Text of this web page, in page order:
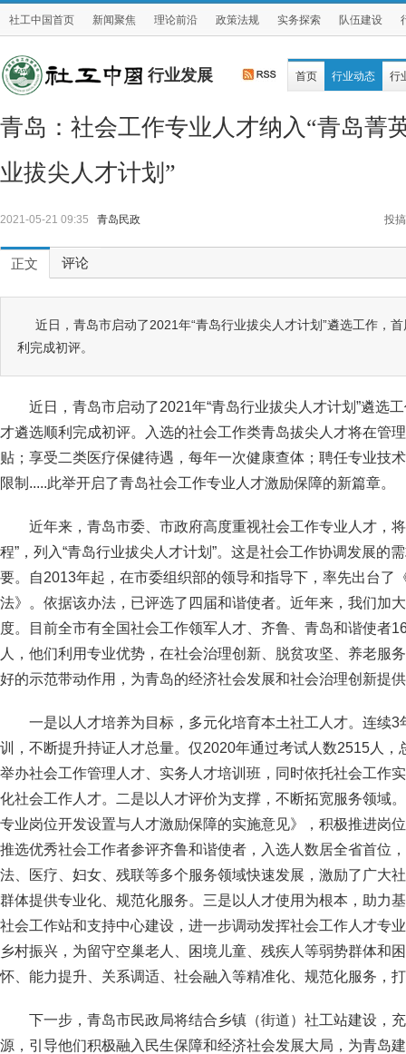
社工中国首页 新闻聚焦 理论前沿 政策法规 实务探索 队伍建设
行业发展 首页 行业动态 行
青岛：社会工作专业人才纳入“青岛菁
业拔尖人才计划”
2021-05-21 09:35 青岛民政 投搞
正文 评论
近日，青岛市启动了2021年“青岛行业拔尖人才计划”遴选工作，
利完成初评。
近日，青岛市启动了2021年“青岛行业拔尖人才计划”遴选
才遴选顺利完成初评。入选的社会工作类青岛拔尖人才将在管
贴；享受二类医疗保健待遇，每年一次健康查体；聘任专业技
限制.....此举开启了青岛社会工作专业人才激励保障的新篇章。
近年来，青岛市委、市政府高度重视社会工作专业人才，
程”，列入“青岛行业拔尖人才计划”。这是社会工作协调发展的
要。自2013年起，在市委组织部的领导和指导下，率先出台了
法》。依据该办法，已评选了四届和谐使者。近年来，我们加
度。目前全市有全国社会工作领军人才、齐鲁、青岛和谐使者
人，他们利用专业优势，在社会治理创新、脱贫攻坚、养老服
好的示范带动作用，为青岛的经济社会发展和社会治理创新提
一是以人才培养为目标，多元化培育本土社工人才。连续
训，不断提升持证人才总量。仅2020年通过考试人数2515人
举办社会工作管理人才、实务人才培训班，同时依托社会工作
化社会工作人才。二是以人才评价为支撑，不断拓宽服务领域
专业岗位开发设置与人才激励保障的实施意见》，积极推进岗
推选优秀社会工作者参评齐鲁和谐使者，入选人数居全省首位
法、医疗、妇女、残联等多个服务领域快速发展，激励了广大
群体提供专业化、规范化服务。三是以人才使用为根本，助力
社会工作站和支持中心建设，进一步调动发挥社会工作人才专
乡村振兴，为留守空巢老人、困境儿童、残疾人等弱势群体和
怀、能力提升、关系调适、社会融入等精准化、规范化服务，
下一步，青岛市民政局将结合乡镇（街道）社工站建设，
源，引导他们积极融入民生保障和经济社会发展大局，为青岛